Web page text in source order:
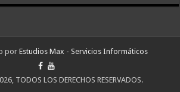
por Estudios Max - Servicios Informáticos
TODOS LOS DERECHOS RESERVADOS.